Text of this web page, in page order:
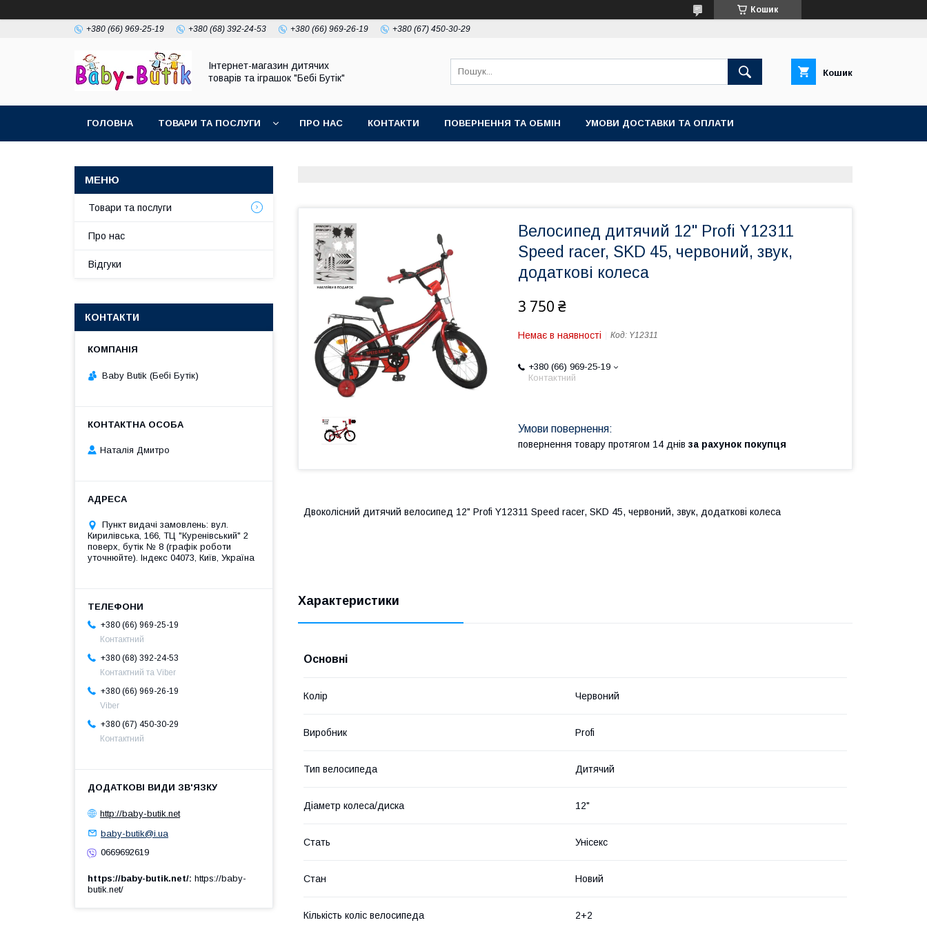
Кошик
+380 (66) 969-25-19 +380 (68) 392-24-53 +380 (66) 969-26-19 +380 (67) 450-30-29
Інтернет-магазин дитячих
товарів та іграшок "Бебі Бутік"
Кошик
ГОЛОВНА ТОВАРИ ТА ПОСЛУГИ ПРО НАС КОНТАКТИ ПОВЕРНЕННЯ ТА ОБМІН УМОВИ ДОСТАВКИ ТА ОПЛАТИ
Велосипед дитячий 12" Profi Y12311
Speed racer, SKD 45, червоний, звук,
додаткові колеса
3 750 ₴
Немає в наявності Код: Y12311
+380 (66) 969-25-19
Контактний
повернення товару протягом 14 днів за рахунок покупця
Двоколісний дитячий велосипед 12" Profi Y12311 Speed racer, SKD 45, червоний, звук, додаткові колеса
Характеристики
Основні
Колір Червоний
Виробник Profi
Тип велосипеда Дитячий
Діаметр колеса/диска 12"
Стать Унісекс
Стан Новий
Кількість коліс велосипеда 2+2
Товари та послуги
Про нас
Відгуки
КОНТАКТИ
Baby Butik (Бебі Бутік)
Наталія Дмитро
Пункт видачі замовлень: вул.
Кирилівська, 166, ТЦ "Куренівський" 2
поверх, бутік № 8 (графік роботи
уточнюйте). Індекс 04073, Київ, Україна
+380 (66) 969-25-19
Контактний
+380 (68) 392-24-53
Контактний та Viber
+380 (66) 969-26-19
Viber
+380 (67) 450-30-29
Контактний
http://baby-butik.net
baby-butik@i.ua
0669692619
https://baby-butik.net/ https://baby-
butik.net/